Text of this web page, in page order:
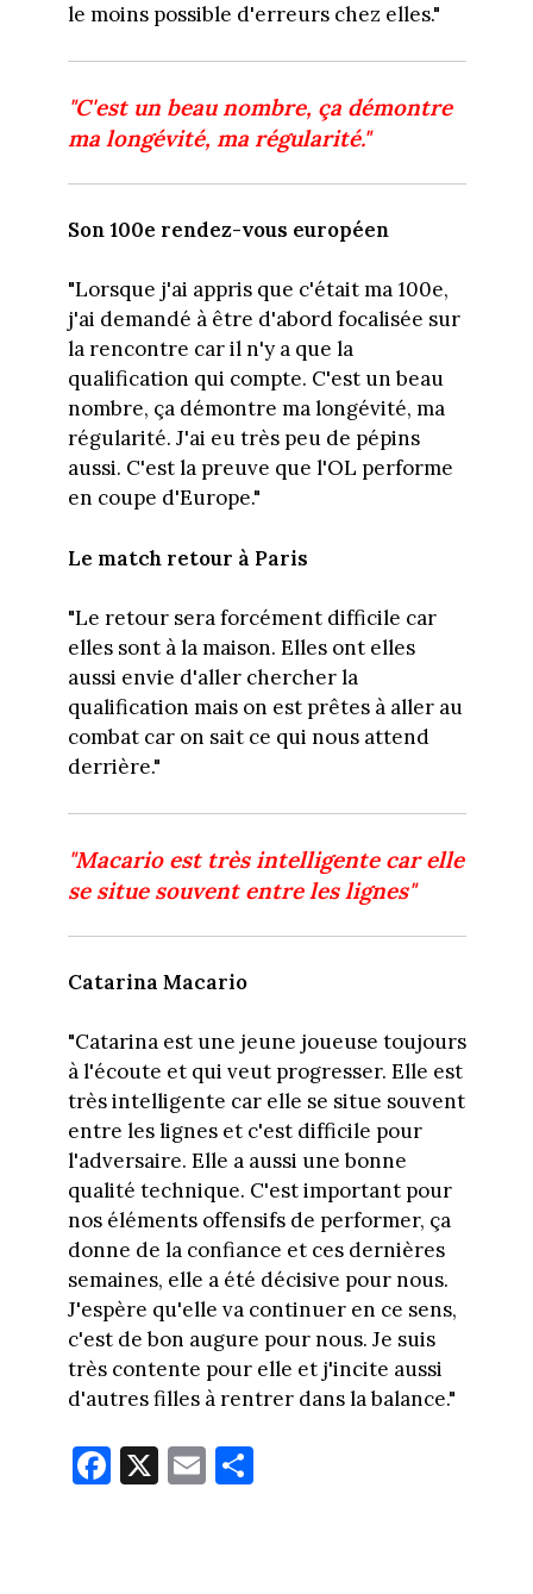
le moins possible d'erreurs chez elles."
"C'est un beau nombre, ça démontre
ma longévité, ma régularité."
Son 100e rendez-vous européen
"Lorsque j'ai appris que c'était ma 100e,
j'ai demandé à être d'abord focalisée sur
la rencontre car il n'y a que la
qualification qui compte. C'est un beau
nombre, ça démontre ma longévité, ma
régularité. J'ai eu très peu de pépins
aussi. C'est la preuve que l'OL performe
en coupe d'Europe."
Le match retour à Paris
"Le retour sera forcément difficile car
elles sont à la maison. Elles ont elles
aussi envie d'aller chercher la
qualification mais on est prêtes à aller au
combat car on sait ce qui nous attend
derrière."
"Macario est très intelligente car elle
se situe souvent entre les lignes"
Catarina Macario
"Catarina est une jeune joueuse toujours
à l'écoute et qui veut progresser. Elle est
très intelligente car elle se situe souvent
entre les lignes et c'est difficile pour
l'adversaire. Elle a aussi une bonne
qualité technique. C'est important pour
nos éléments offensifs de performer, ça
donne de la confiance et ces dernières
semaines, elle a été décisive pour nous.
J'espère qu'elle va continuer en ce sens,
c'est de bon augure pour nous. Je suis
très contente pour elle et j'incite aussi
d'autres filles à rentrer dans la balance."
Fa
ce
X E
m
Pa
rt